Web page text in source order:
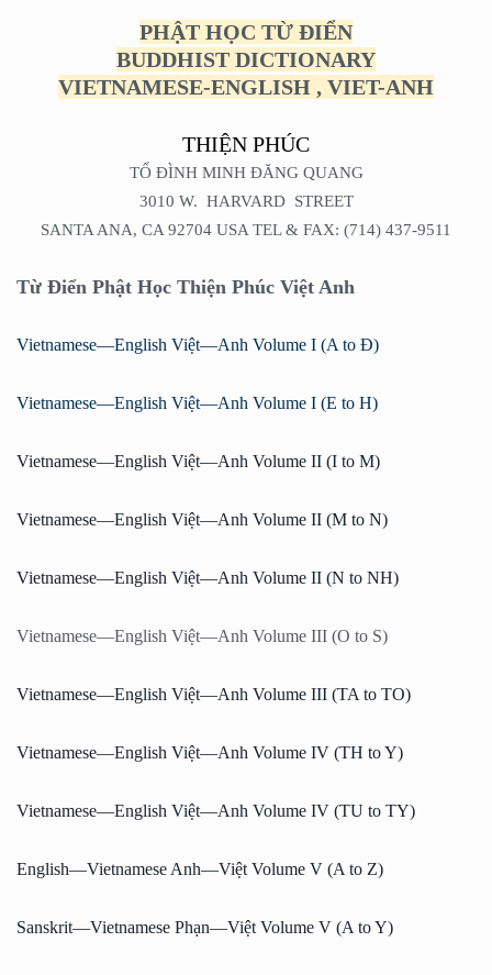
PHẬT HỌC TỪ ĐIỂN
BUDDHIST DICTIONARY
VIETNAMESE-ENGLISH , VIET-ANH
THIỆN PHÚC
TỔ ĐÌNH MINH ĐĂNG QUANG
3010 W. HARVARD STREET
SANTA ANA, CA 92704 USA TEL & FAX: (714) 437-9511
Từ Điển Phật Học Thiện Phúc Việt Anh
Vietnamese—English Việt—Anh Volume I (A to Đ)
Vietnamese—English Việt—Anh Volume I (E to H)
Vietnamese—English Việt—Anh Volume II (I to M)
Vietnamese—English Việt—Anh Volume II (M to N)
Vietnamese—English Việt—Anh Volume II (N to NH)
Vietnamese—English Việt—Anh Volume III (O to S)
Vietnamese—English Việt—Anh Volume III (TA to TO)
Vietnamese—English Việt—Anh Volume IV (TH to Y)
Vietnamese—English Việt—Anh Volume IV (TU to TY)
English—Vietnamese Anh—Việt Volume V (A to Z)
Sanskrit—Vietnamese Phạn—Việt Volume V (A to Y)